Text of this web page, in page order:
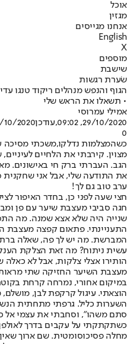
אוכל
מגזין
אנחנו מגייסים
English
X
מוספים
שישבת
שֹערת רגשות
הגוף והנפש מנהלים ריקוד טנגו
• תשאלו את הראש שלי
אמילי עמרוסי
29/10/2020, 09:02
,עודכן2020, 09:02
0
כשהמצלמות נדלקו,משכתי מסיכה
מצוין. קירבתי את הלחיים
הגב. העברתי ברק חי באישונים.
את התודעה שלי, אבל אני שחקנית
ערב טוב גם לך!
חצי שעה לפני כן, בחדר האיפור
חגה סביבי מעצבת שיער עם פן
שנייה היה שלא אצא שמנה. מה
התעניינתי. פתאום קפצה מעצבת
המברשת. מה יש לך פה, שאלה
עשית ניתוח? מה זאת הצלקת
הותירו אצלי צלקות, אבל לא כאלה
מעצבת השיער החזיקה שתי
במיקום אחורי, נמרחה קרחת
הוצאתי. עיגול קרקפת לבן,
השערות כליל. גרפתי מתחתית
סתם משהו", וסחבתי את עצמי אל
כשתקתקתי על עקבים בדרך
מחלה פסיכוסומטית. שם ארוך